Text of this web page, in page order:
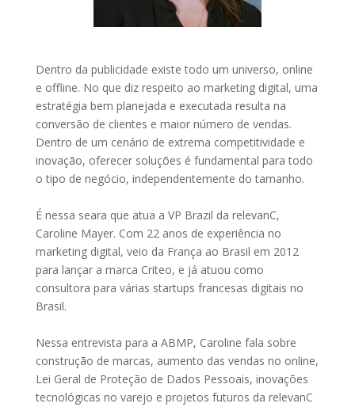
Dentro da publicidade existe todo um universo, online
e offline. No que diz respeito ao marketing digital, uma
estratégia bem planejada e executada resulta na
conversão de clientes e maior número de vendas.
Dentro de um cenário de extrema competitividade e
inovação, oferecer soluções é fundamental para todo
o tipo de negócio, independentemente do tamanho.
É nessa seara que atua a VP Brazil da relevanC,
Caroline Mayer. Com 22 anos de experiência no
marketing digital, veio da França ao Brasil em 2012
para lançar a marca Criteo, e já atuou como
consultora para várias startups francesas digitais no
Brasil.
Nessa entrevista para a ABMP, Caroline fala sobre
construção de marcas, aumento das vendas no online,
Lei Geral de Proteção de Dados Pessoais, inovações
tecnológicas no varejo e projetos futuros da relevanC